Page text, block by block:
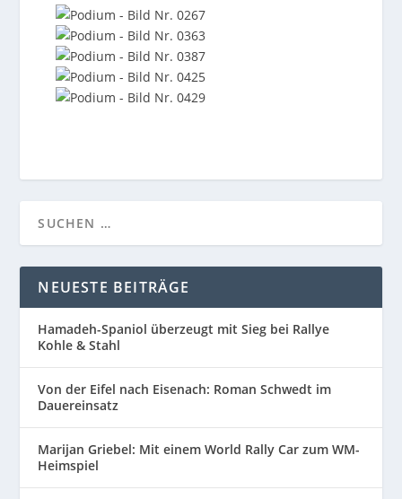
NEUESTE BEITRÄGE
Hamadeh-Spaniol überzeugt mit Sieg bei Rallye
Kohle & Stahl
Von der Eifel nach Eisenach: Roman Schwedt im
Dauereinsatz
Marijan Griebel: Mit einem World Rally Car zum WM-
Heimspiel